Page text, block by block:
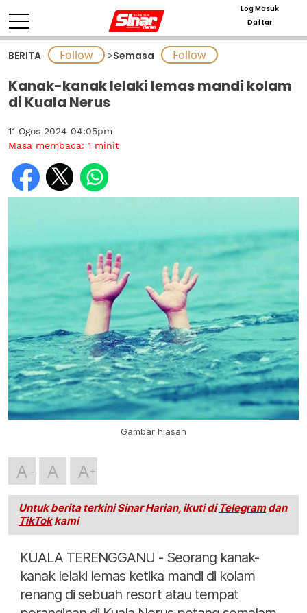
Log Masuk
Daftar
BERITA >Semasa
Kanak-kanak lelaki lemas mandi kolam
di Kuala Nerus
11 Ogos 2024 04:05pm
Masa membaca: 1 minit
Gambar hiasan
A A A
Untuk berita terkini Sinar Harian, ikuti di Telegramdan
TikTokkami
KUALA TERENGGANU - Seorang kanak-
kanak lelaki lemas ketika mandi di kolam
renang di sebuah resort atau tempat